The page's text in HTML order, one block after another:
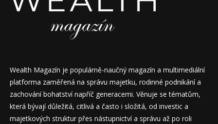
Wealth Magazín je populárně-naučný magazín a multimediální
platforma zaměřená na správu majetku, rodinné podnikání a
zachování bohatství napříč generacemi. Věnuje se tématům,
která bývají důležitá, citlivá a často i složitá, od investic a
majetkových struktur přes nástupnictví a správu až po roli